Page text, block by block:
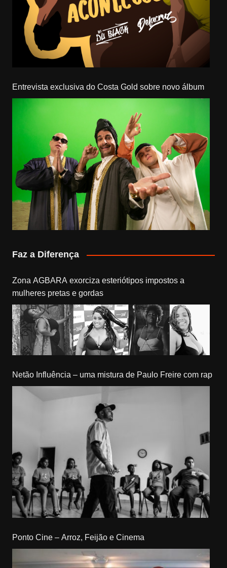
Entrevista exclusiva do Costa Gold sobre novo álbum
Faz a Diferença
Zona AGBARA exorciza esteriótipos impostos a
mulheres pretas e gordas
Netão Influência – uma mistura de Paulo Freire com rap
Ponto Cine – Arroz, Feijão e Cinema